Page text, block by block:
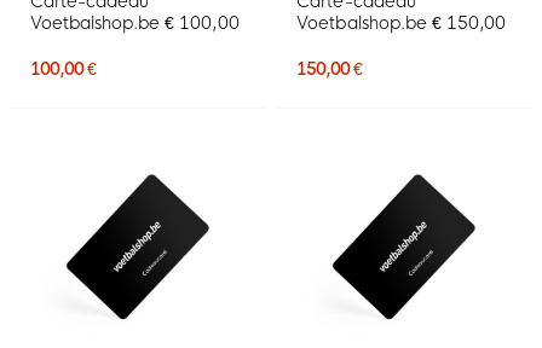
Voetbalshop.be € 100,00
100,00 €
Voetbalshop.be € 150,00
150,00 €